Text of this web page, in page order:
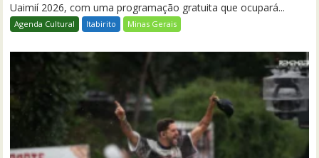
Uaimií 2026, com uma programação gratuita que ocupará...
Agenda Cultural Itabirito Minas Gerais